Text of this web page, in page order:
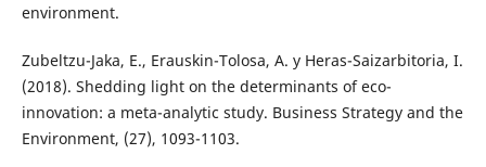
environment.
Zubeltzu-Jaka, E., Erauskin-Tolosa, A. y Heras-Saizarbitoria, I.
(2018). Shedding light on the determinants of eco-
innovation: a meta-analytic study. Business Strategy and the
Environment, (27), 1093-1103.